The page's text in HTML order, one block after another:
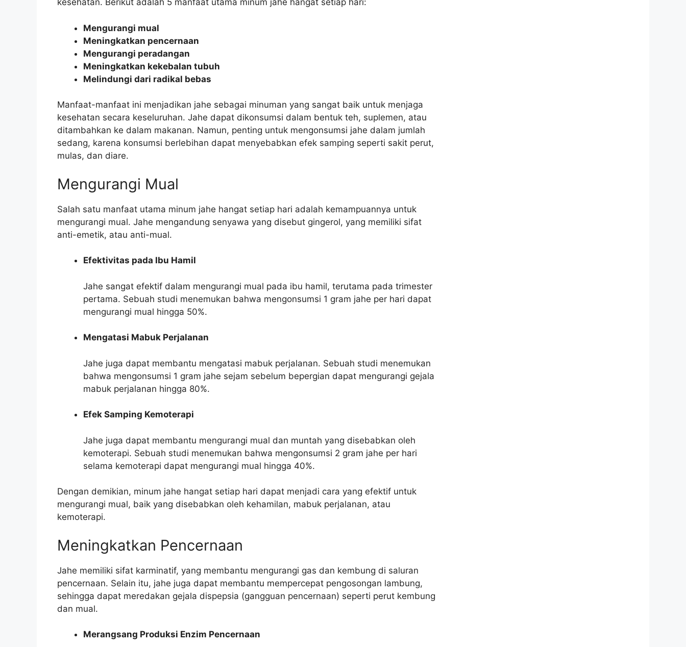
kesehatan. Berikut adalah 5 manfaat utama minum jahe hangat setiap hari:
Mengurangi mual
Meningkatkan pencernaan
Mengurangi peradangan
Meningkatkan kekebalan tubuh
Melindungi dari radikal bebas
Manfaat-manfaat ini menjadikan jahe sebagai minuman yang sangat baik untuk menjaga
kesehatan secara keseluruhan. Jahe dapat dikonsumsi dalam bentuk teh, suplemen, atau
ditambahkan ke dalam makanan. Namun, penting untuk mengonsumsi jahe dalam jumlah
sedang, karena konsumsi berlebihan dapat menyebabkan efek samping seperti sakit perut,
mulas, dan diare.
Mengurangi Mual
Salah satu manfaat utama minum jahe hangat setiap hari adalah kemampuannya untuk
mengurangi mual. Jahe mengandung senyawa yang disebut gingerol, yang memiliki sifat
anti-emetik, atau anti-mual.
Efektivitas pada Ibu Hamil
Jahe sangat efektif dalam mengurangi mual pada ibu hamil, terutama pada trimester
pertama. Sebuah studi menemukan bahwa mengonsumsi 1 gram jahe per hari dapat
mengurangi mual hingga 50%.
Mengatasi Mabuk Perjalanan
Jahe juga dapat membantu mengatasi mabuk perjalanan. Sebuah studi menemukan
bahwa mengonsumsi 1 gram jahe sejam sebelum bepergian dapat mengurangi gejala
mabuk perjalanan hingga 80%.
Efek Samping Kemoterapi
Jahe juga dapat membantu mengurangi mual dan muntah yang disebabkan oleh
kemoterapi. Sebuah studi menemukan bahwa mengonsumsi 2 gram jahe per hari
selama kemoterapi dapat mengurangi mual hingga 40%.
Dengan demikian, minum jahe hangat setiap hari dapat menjadi cara yang efektif untuk
mengurangi mual, baik yang disebabkan oleh kehamilan, mabuk perjalanan, atau
kemoterapi.
Meningkatkan Pencernaan
Jahe memiliki sifat karminatif, yang membantu mengurangi gas dan kembung di saluran
pencernaan. Selain itu, jahe juga dapat membantu mempercepat pengosongan lambung,
sehingga dapat meredakan gejala dispepsia (gangguan pencernaan) seperti perut kembung
dan mual.
Merangsang Produksi Enzim Pencernaan